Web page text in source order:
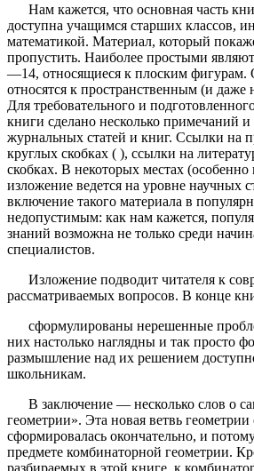
Нам кажется, что основная часть
доступна учащимся старших классов,
математикой. Материал, который
пропустить. Наиболее простыми
—14, относящиеся к плоским фигурам.
относятся к пространственным (и
Для требовательного и
книги сделано несколько примечаний и
журнальных статей и книг. Ссылки на
круглых скобках ( ), ссылки на
скобках. В некоторых местах
изложение ведется на уровне научных
включение такого материала в
недопустимым: как нам кажется,
знаний возможна не только среди
специалистов.
Изложение подводит читателя к
рассматриваемых вопросов. В конце
сформулированы нерешенные
них настолько наглядны и так просто
размышление над их решением
школьникам.
В заключение — несколько слов о
геометрии». Эта новая ветвь
сформировалась окончательно, и
предмете комбинаторной геометрии.
разбираемых в этой книге, к